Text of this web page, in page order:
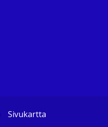
Sivukartta